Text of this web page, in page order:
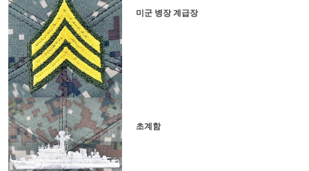
미군 병장 계급장
초계함